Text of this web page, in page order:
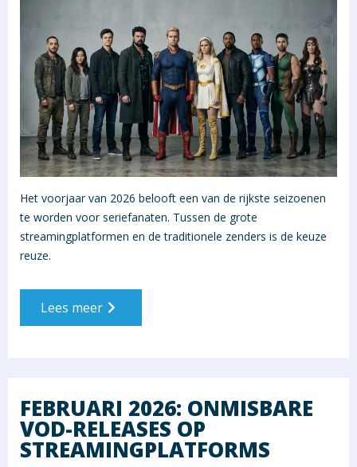
Het voorjaar van 2026 belooft een van de rijkste seizoenen
te worden voor seriefanaten. Tussen de grote
streamingplatformen en de traditionele zenders is de keuze
reuze.
Lees meer
FEBRUARI 2026: ONMISBARE
VOD-RELEASES OP
STREAMINGPLATFORMS